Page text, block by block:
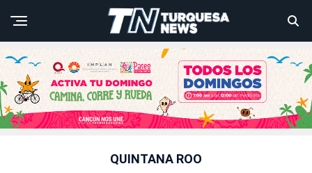
QUINTANA ROO